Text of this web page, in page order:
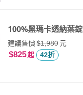
100%黑瑪卡透納葉錠
建議售價$1,980元
$825起 42折